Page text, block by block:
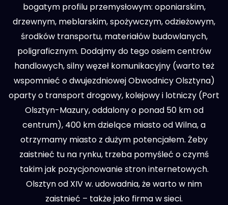
bogatym profilu przemysłowym: oponiarskim,
drzewnym, meblarskim, spożywczym, odzieżowym,
środków transportu, materiałów budowlanych,
poligraficznym. Dodajmy do tego osiem centrów
handlowych, silny węzeł komunikacyjny (warto też
wspomnieć o dwujezdniowej Obwodnicy Olsztyna)
oparty o transport drogowy, kolejowy i lotniczy (Port
Olsztyn-Mazury, oddalony o ponad 50 km od
centrum), 400 km dzielące miasto od Wilna, a
otrzymamy miasto z dużym potencjałem. Żeby
zaistnieć tu na rynku, trzeba pomyśleć o czymś
takim jak pozycjonowanie stron internetowych.
Olsztyn od XIV w. udowadnia, że warto w nim
zaistnieć – także jako firma w sieci.